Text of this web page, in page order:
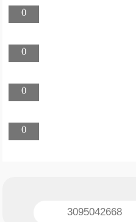
0
0
0
0
3095042668